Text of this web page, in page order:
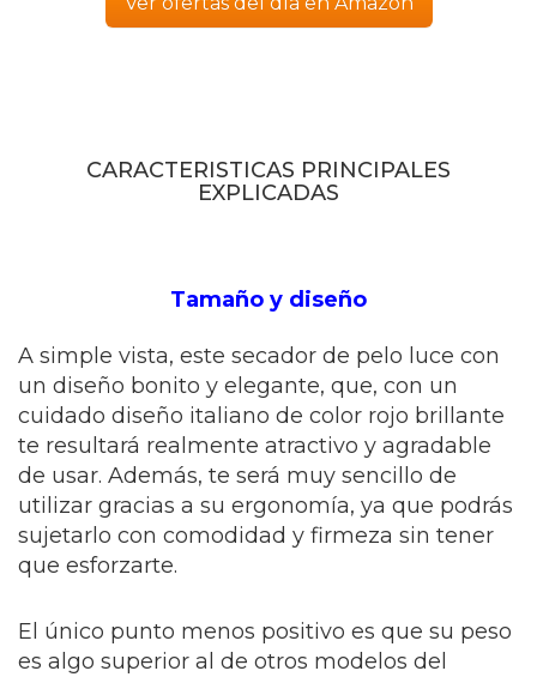
CARACTERISTICAS PRINCIPALES
EXPLICADAS
Tamaño y diseño
A simple vista, este secador de pelo luce con
un diseño bonito y elegante, que, con un
cuidado diseño italiano de color rojo brillante
te resultará realmente atractivo y agradable
de usar. Además, te será muy sencillo de
utilizar gracias a su ergonomía, ya que podrás
sujetarlo con comodidad y firmeza sin tener
que esforzarte.
El único punto menos positivo es que su peso
es algo superior al de otros modelos del